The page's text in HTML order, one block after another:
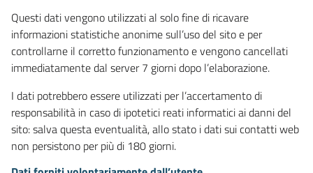
Questi dati vengono utilizzati al solo fine di ricavare
informazioni statistiche anonime sull’uso del sito e per
controllarne il corretto funzionamento e vengono cancellati
immediatamente dal server 7 giorni dopo l’elaborazione.
I dati potrebbero essere utilizzati per l’accertamento di
responsabilità in caso di ipotetici reati informatici ai danni del
sito: salva questa eventualità, allo stato i dati sui contatti web
non persistono per più di 180 giorni.